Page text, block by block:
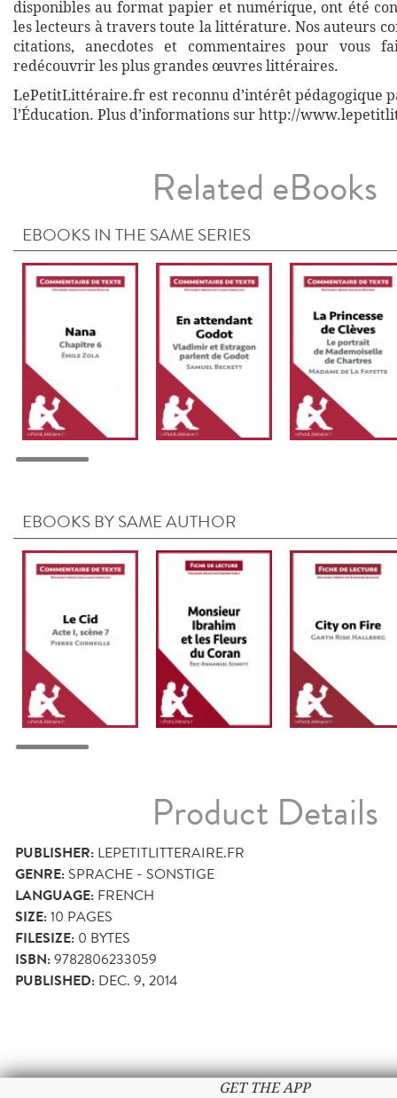
disponibles au format papier et numérique, ont été
les lecteurs à travers toute la littérature. Nos auteurs
citations, anecdotes et commentaires pour vous
redécouvrir les plus grandes œuvres littéraires.
LePetitLittéraire.fr est reconnu d’intérêt pédagogique
l’Éducation. Plus d’informations sur http://
Related eBooks
EBOOKS IN THE SAME SERIES
EBOOKS BY SAME AUTHOR
Product Details
PUBLISHER: LEPETITLITTERAIRE.FR
GENRE: SPRACHE - SONSTIGE
LANGUAGE: FRENCH
SIZE:10 PAGES
FILESIZE: 0 BYTES
ISBN:9782806233059
PUBLISHED: DEC. 9, 2014
GET THE APP